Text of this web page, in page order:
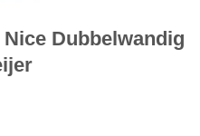
Dubbelwandig